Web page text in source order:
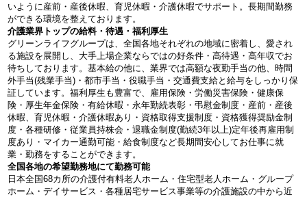
いように産前・産後休暇、育児休暇・介護休暇でサポート。長期間勤務
ができる環境を整えております。
介護業界トップの給料・待遇・福利厚生
グリーンライフグループは、全国各地それぞれの地域に密着し、愛され
る施設を展開し、大手上場企業ならではの好条件・高待遇・高年収でお
待ちしております。基本給の他に、業界では高額な夜勤手当の他、時間
外手当(残業手当)・都市手当・役職手当・交通費支給と給与をしっかり保
証しています。福利厚生も豊富で、雇用保険・労働災害保険・健康保
険・厚生年金保険・有給休暇・永年勤続表彰・弔慰金制度・産前・産後
休暇、育児休暇・介護休暇あり・資格取得支援制度・資格獲得奨励金制
度・各種研修・従業員持株会・退職金制度(勤続3年以上)定年後再雇用制
度あり・マイカー通勤可能・給食制度など長期間安心してお仕事に就
業・勤務をすることができます。
全国各地の希望勤務地にて勤務可能
日本全国68カ所の介護付有料老人ホーム・住宅型老人ホーム・グループ
ホーム・デイサービス・各種居宅サービス事業等の介護施設の中から近